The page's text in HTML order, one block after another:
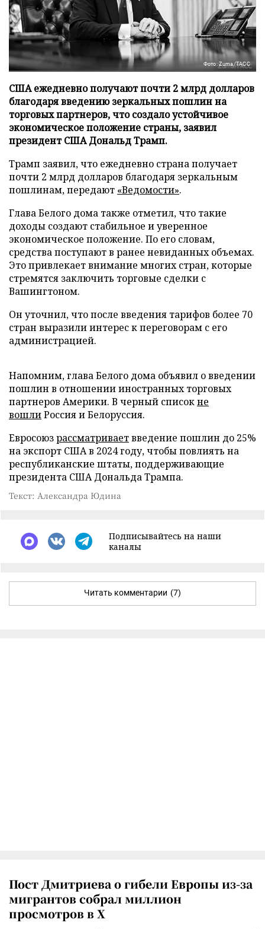
Фото: Zuma/ТАСС
США ежедневно получают почти 2 млрд долларов
благодаря введению зеркальных пошлин на
торговых партнеров, что создало устойчивое
экономическое положение страны, заявил
президент США Дональд Трамп.
Трамп заявил, что ежедневно страна получает
почти 2 млрд долларов благодаря зеркальным
пошлинам, передают «Ведомости».
Глава Белого дома также отметил, что такие
доходы создают стабильное и уверенное
экономическое положение. По его словам,
средства поступают в ранее невиданных объемах.
Это привлекает внимание многих стран, которые
стремятся заключить торговые сделки с
Вашингтоном.
Он уточнил, что после введения тарифов более 70
стран выразили интерес к переговорам с его
администрацией.
Напомним, глава Белого дома объявил о введении
пошлин в отношении иностранных торговых
партнеров Америки. В черный списокне
вошлиРоссия и Белоруссия.
Евросоюзрассматриваетвведение пошлин до 25%
на экспорт США в 2024 году, чтобы повлиять на
республиканские штаты, поддерживающие
президента США Дональда Трампа.
Текст: Александра Юдина
Подписывайтесь на наши
каналы
Читать комментарии (7)
Пост Дмитриева о гибели Европы из-за
мигрантов собрал миллион
просмотров в X